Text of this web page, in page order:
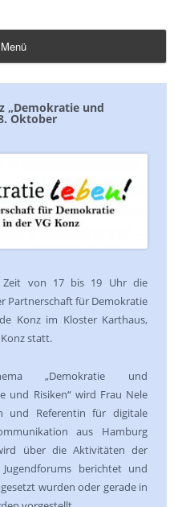
Menü
„Demokratie und
Oktober
von 17 bis 19 Uhr die
Partnerschaft für Demokratie
Konz im Kloster Karthaus,
statt.
„Demokratie und
und Risiken“ wird Frau Nele
und Referentin für digitale
aus Hamburg
über die Aktivitäten der
berichtet und
wurden oder gerade in